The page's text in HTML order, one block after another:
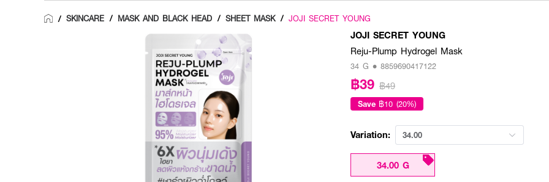
/ SKINCARE / MASK AND BLACK HEAD / SHEET MASK / JOJI SECRET YOUNG
JOJI SECRET YOUNG
Reju-Plump Hydrogel Mask
34 G • 8859690417122
฿39 ฿49
Save ฿10 (20%)
Variation: 34.00
34.00 G